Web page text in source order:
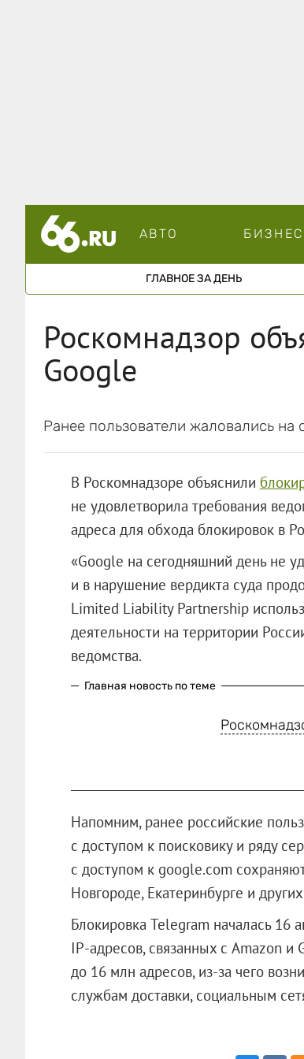
АВТО БИЗНЕС
ГЛАВНОЕ ЗА ДЕНЬ
Роскомнадзор
Google
Ранее пользователи жаловались на
В Роскомнадзоре объяснили
не удовлетворила требования
адреса для обхода блокировок в
«Google на сегодняшний день не
и в нарушение вердикта суда
Limited Liability Partnership
деятельности на территории
ведомства.
Главная новость по теме
Напомним, ранее российские
с доступом к поисковику и ряду
с доступом к google.com
Новгороде, Екатеринбурге и
Блокировка Telegram началась 16
IP-адресов, связанных с Amazon
до 16 млн адресов, из-за чего
службам доставки,